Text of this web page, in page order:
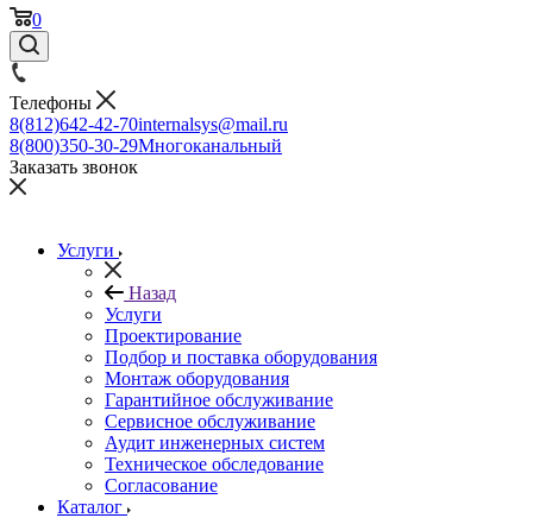
0
Телефоны
8(812)642-42-70internalsys@mail.ru
8(800)350-30-29Многоканальный
Заказать звонок
Услуги
Назад
Услуги
Проектирование
Подбор и поставка оборудования
Монтаж оборудования
Гарантийное обслуживание
Сервисное обслуживание
Аудит инженерных систем
Техническое обследование
Согласование
Каталог